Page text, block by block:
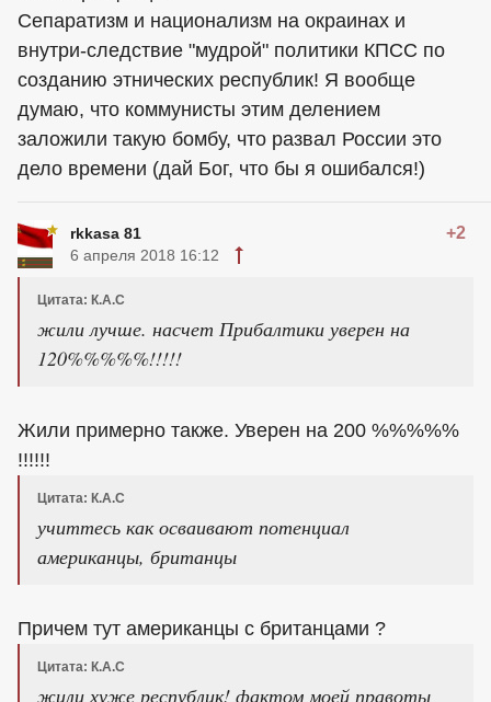
Сепаратизм и национализм на окраинах и
внутри-следствие "мудрой" политики КПСС по
созданию этнических республик! Я вообще
думаю, что коммунисты этим делением
заложили такую бомбу, что развал России это
дело времени (дай Бог, что бы я ошибался!)
rkkasa 81 +2
6 апреля 2018 16:12
Цитата: К.А.С
жили лучше. насчет Прибалтики уверен на
120%%%%%!!!!!
Жили примерно также. Уверен на 200 %%%%%
!!!!!!
Цитата: К.А.С
учиттесь как осваивают потенциал
американцы, британцы
Причем тут американцы с британцами ?
Цитата: К.А.С
жили хуже республик! фактом моей правоты